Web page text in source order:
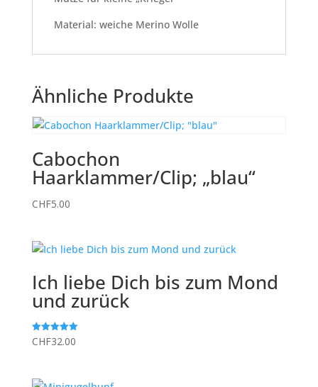
Material: weiche Merino Wolle
Ähnliche Produkte
Cabochon
Haarklammer/Clip; „blau“
CHF5.00
Ich liebe Dich bis zum Mond
und zurück
Bewertet mit
5.00
CHF32.00